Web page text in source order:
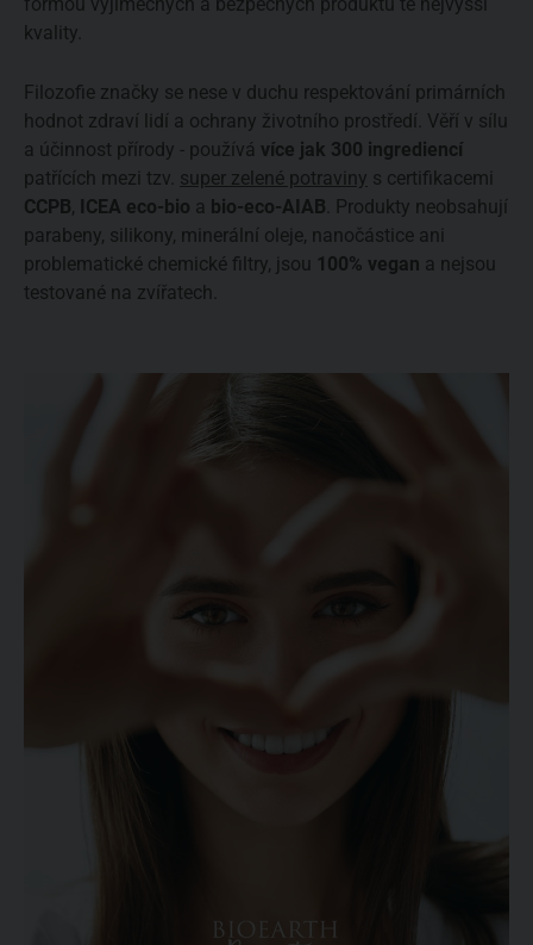
kvality.
Filozofie značky se nese v duchu respektování primárních
hodnot zdraví lidí a ochrany životního prostředí. Věří v sílu
a účinnost přírody - používá více jak 300 ingrediencí
patřících mezi tzv. super zelené potraviny s certifikacemi
CCPB, ICEA eco-bio a bio-eco-AIAB . Produkty neobsahují
parabeny, silikony, minerální oleje, nanočástice ani
problematické chemické filtry, jsou 100% vegan a nejsou
testované na zvířatech.